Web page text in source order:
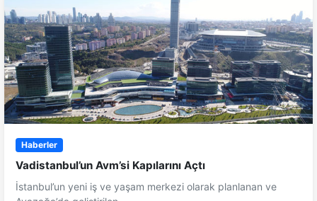
Haberler
Vadistanbul’un Avm’si Kapılarını Açtı
İstanbul’un yeni iş ve yaşam merkezi olarak planlanan ve